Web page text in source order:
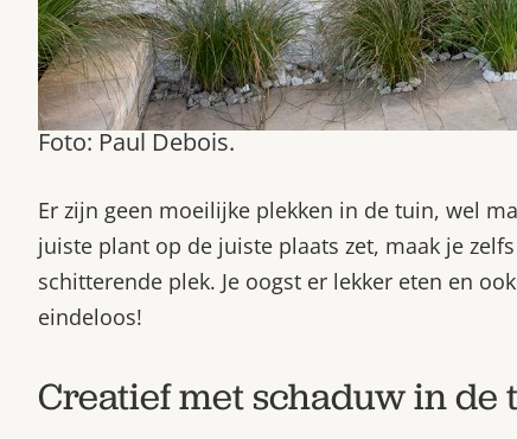
Foto: Paul Debois.
Er zijn geen moeilijke plekken in de tuin, wel
juiste plant op de juiste plaats zet, maak je
schitterende plek. Je oogst er lekker eten en
eindeloos!
Creatief met schaduw in de